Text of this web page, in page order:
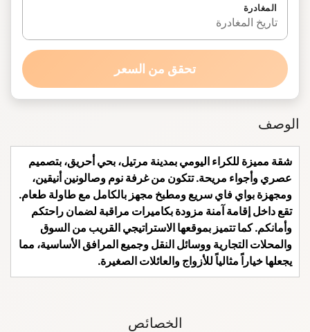
المغادرة
تاريخ المغادرة
تحقق من السعر
الوصف
شقة مميزة للكراء اليومي بمدينة مرتيل، بحي أحريق، بتصميم
عصري وأجواء مريحة. تتكون من غرفة نوم وصالونين أنيقين،
ومجهزة بواي فاي سريع ومطبخ مجهز بالكامل مع طاولة طعام.
تقع داخل إقامة آمنة مزودة بكاميرات مراقبة لضمان راحتكم
وأمانكم. كما تتميز بموقعها الاستراتيجي القريب من السوق
والمحلات التجارية ووسائل النقل وجميع المرافق الأساسية، مما
يجعلها خياراً مثالياً للأزواج والعائلات الصغيرة.
الخصائص